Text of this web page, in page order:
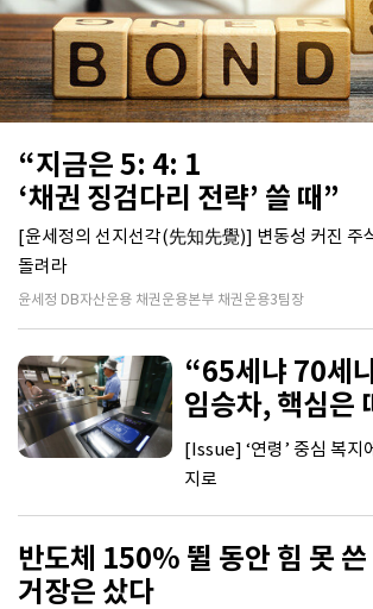
“지금은 5: 4: 1
‘채권 징검다리 전략’ 쓸 때”
[윤세정의 선지선각(先知先覺)] 변동성 커진 주
돌려라
윤세정 DB자산운용 채권운용본부 채권운용3팀장
“65세냐 70세
임승차, 핵심은
[Issue] ‘연령’ 중심 복지
지로
반도체 150% 뛸 동안 힘 못 쓴
거장은 샀다